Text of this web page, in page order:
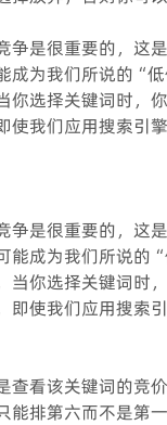
是很重要的，这
成为我们所说的“
选择关键词时，
我们应用搜索引
是很重要的，这
能成为我们所说
你选择关键词时
使我们应用搜索
看该关键词的竞
排第六而不是第